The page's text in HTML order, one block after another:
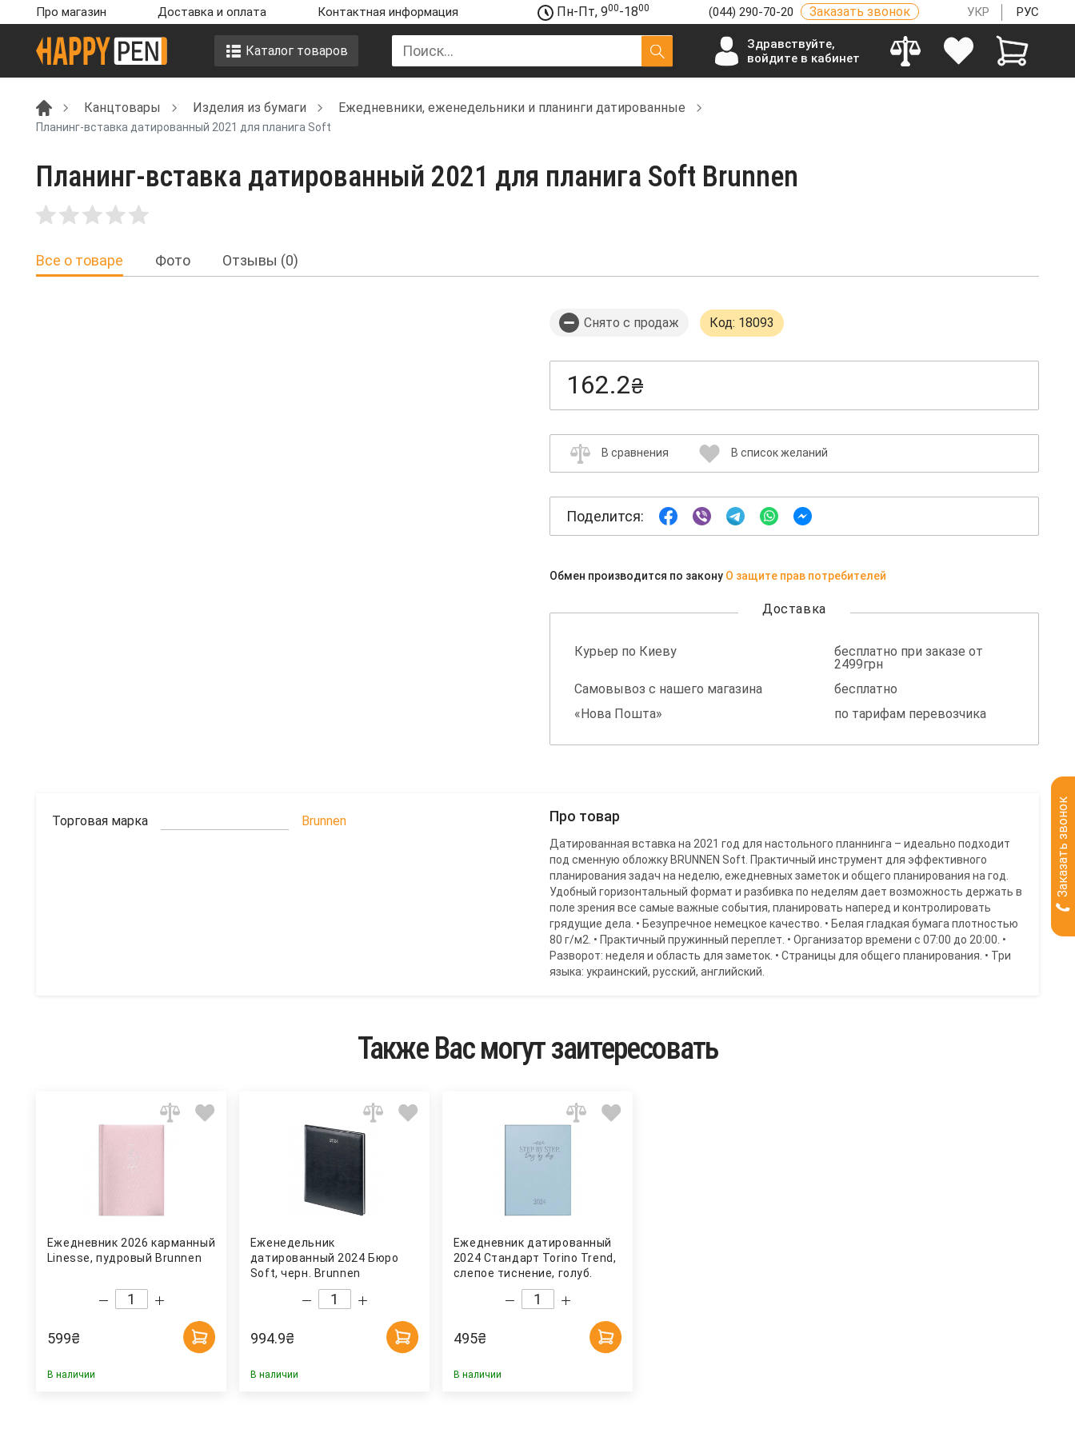
Про магазин Доставка и оплата Контактная информация Пн-Пт, 900-1800 (044) 290-70-20 Заказать звонок УКР РУС
Каталог товаров
Здравствуйте,
войдите в кабинет
Канцтовары Изделия из бумаги Ежедневники, еженедельники и планинги датированные
Планинг-вставка датированный 2021 для планига Soft
Планинг-вставка датированный 2021 для планига Soft Brunnen
Все о товаре Фото Отзывы (0)
Снято с продаж Код: 18093
162.2₴
В сравнения В список желаний
Поделится:
Обмен производится по закону О защите прав потребителей
Доставка
Курьер по Киеву
бесплатно при заказе от
2499грн
Самовывоз с нашего магазина
бесплатно
«Нова Пошта»
по тарифам перевозчика
Торговая марка Brunnen Про товар
Датированная вставка на 2021 год для настольного планнинга – идеально подходит
под сменную обложку BRUNNEN Soft. Практичный инструмент для эффективного
планирования задач на неделю, ежедневных заметок и общего планирования на год.
Удобный горизонтальный формат и разбивка по неделям дает возможность держать в
поле зрения все самые важные события, планировать наперед и контролировать
грядущие дела. • Безупречное немецкое качество. • Белая гладкая бумага плотностью
80 г/м2. • Практичный пружинный переплет. • Организатор времени с 07:00 до 20:00. •
Разворот: неделя и область для заметок. • Страницы для общего планирования. • Три
языка: украинский, русский, английский.
Также Вас могут заитересовать
Ежедневник 2026 карманный
Linesse, пудровый Brunnen
599₴
В наличии
Еженедельник
датированный 2024 Бюро
Soft, черн. Brunnen
994.9₴
В наличии
Ежедневник датированный
2024 Стандарт Torino Trend,
слепое тиснение, голуб.
495₴
В наличии
Заказать звонок